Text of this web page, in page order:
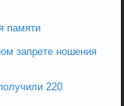
памяти
запрете ношения
220